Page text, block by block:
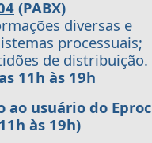
(PABX)
diversas e
processuais;
de distribuição.
11h às 19h
usuário do Eproc
às 19h)